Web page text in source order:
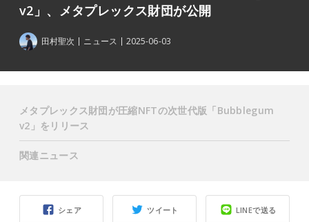
v2」、メタプレックス財団が公開
田村聖次 ニュース 2025-06-03
シェア ツイート LINEで送る
メタプレックス財団が圧縮NFTの次世代版「Bubblegum
v2」をリリース
関連ニュース